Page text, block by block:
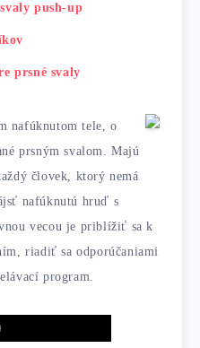
push-up
prsné svaly
nafúknutom tele, o
prsným svalom. Majú
človek, ktorý nemá
nafúknutú hruď s
vecou je priblížiť sa k
riadiť sa odporúčaniami
program.
Play